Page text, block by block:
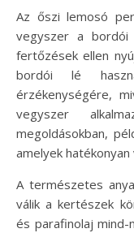
Az őszi lemosó
vegyszer a
fertőzések ellen
bordói lé
érzékenységére,
vegyszer
megoldásokban,
amelyek
A természetes
válik a kertészek
és parafinolaj mind-